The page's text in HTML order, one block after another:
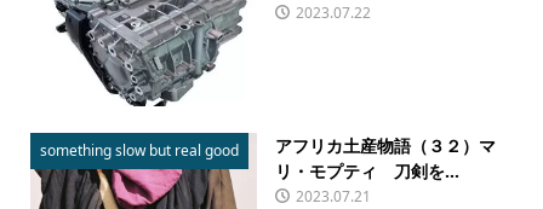
2023.07.22
something slow but real good
アフリカ土産物語（３２）マ
リ・モプティ 刀剣を...
2023.07.21